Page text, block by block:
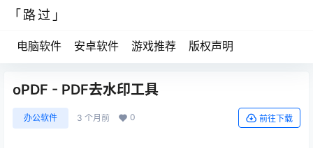
「路过」
电脑软件 安卓软件 游戏推荐 版权声明
oPDF - PDF去水印工具
办公软件 3 个月前 0 前往下载